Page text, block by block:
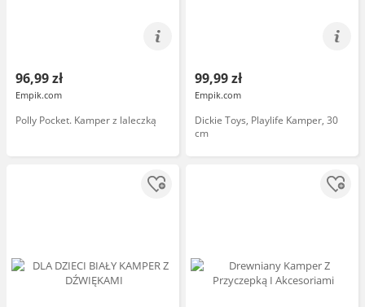
96,99 zł
Empik.com
Polly Pocket. Kamper z laleczką
99,99 zł
Empik.com
Dickie Toys, Playlife Kamper, 30
cm